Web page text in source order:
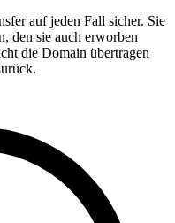
auf jeden Fall sicher. Sie
den sie auch erworben
die Domain übertragen